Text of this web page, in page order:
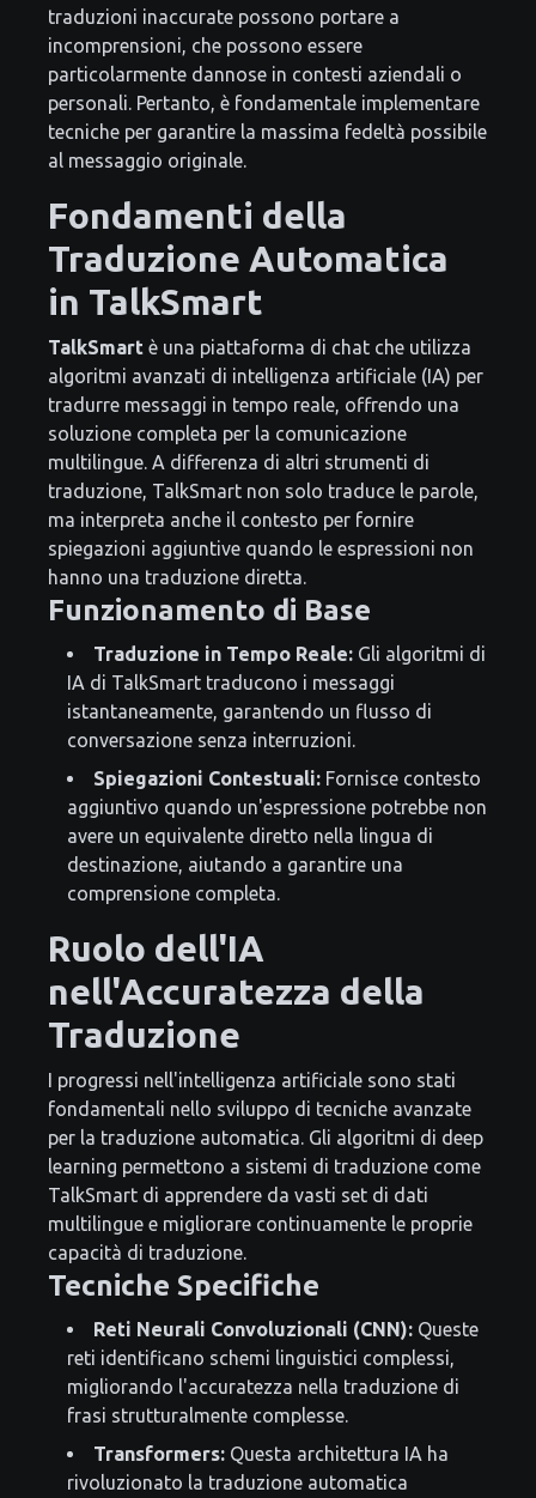
traduzioni inaccurate possono portare a
incomprensioni, che possono essere
particolarmente dannose in contesti aziendali o
personali. Pertanto, è fondamentale implementare
tecniche per garantire la massima fedeltà possibile
al messaggio originale.
Fondamenti della
Traduzione Automatica
in TalkSmart
TalkSmart è una piattaforma di chat che utilizza
algoritmi avanzati di intelligenza artificiale (IA) per
tradurre messaggi in tempo reale, offrendo una
soluzione completa per la comunicazione
multilingue. A differenza di altri strumenti di
traduzione, TalkSmart non solo traduce le parole,
ma interpreta anche il contesto per fornire
spiegazioni aggiuntive quando le espressioni non
hanno una traduzione diretta.
Funzionamento di Base
Traduzione in Tempo Reale: Gli algoritmi di
IA di TalkSmart traducono i messaggi
istantaneamente, garantendo un flusso di
conversazione senza interruzioni.
Spiegazioni Contestuali: Fornisce contesto
aggiuntivo quando un'espressione potrebbe non
avere un equivalente diretto nella lingua di
destinazione, aiutando a garantire una
comprensione completa.
Ruolo dell'IA
nell'Accuratezza della
Traduzione
I progressi nell'intelligenza artificiale sono stati
fondamentali nello sviluppo di tecniche avanzate
per la traduzione automatica. Gli algoritmi di deep
learning permettono a sistemi di traduzione come
TalkSmart di apprendere da vasti set di dati
multilingue e migliorare continuamente le proprie
capacità di traduzione.
Tecniche Specifiche
Reti Neurali Convoluzionali (CNN): Queste
reti identificano schemi linguistici complessi,
migliorando l'accuratezza nella traduzione di
frasi strutturalmente complesse.
Transformers: Questa architettura IA ha
rivoluzionato la traduzione automatica